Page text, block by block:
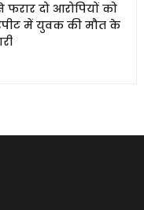
दो आरोपियों को
में युवक की मौत के